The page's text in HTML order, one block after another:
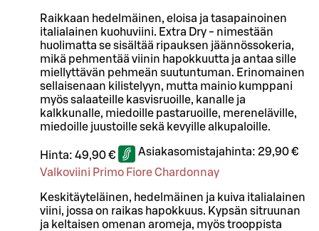
Raikkaan hedelmäinen, eloisa ja tasapainoinen
italialainen kuohuviini. Extra Dry - nimestään
huolimatta se sisältää ripauksen jäännössokeria,
mikä pehmentää viinin hapokkuutta ja antaa sille
miellyttävän pehmeän suutuntuman. Erinomainen
sellaisenaan kilistelyyn, mutta mainio kumppani
myös salaateille kasvisruoille, kanalle ja
kalkkunalle, miedoille pastaruoille, mereneläville,
miedoille juustoille sekä kevyille alkupaloille.
Hinta: 49,90 € Asiakasomistajahinta: 29,90 €
Valkoviini Primo Fiore Chardonnay
Keskitäyteläinen, hedelmäinen ja kuiva italialainen
viini, jossa on raikas hapokkuus. Kypsän sitruunan
ja keltaisen omenan aromeja, myös trooppista